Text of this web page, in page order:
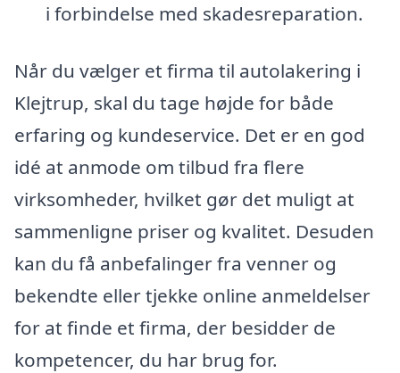
i forbindelse med skadesreparation.
Når du vælger et firma til autolakering i
Klejtrup, skal du tage højde for både
erfaring og kundeservice. Det er en god
idé at anmode om tilbud fra flere
virksomheder, hvilket gør det muligt at
sammenligne priser og kvalitet. Desuden
kan du få anbefalinger fra venner og
bekendte eller tjekke online anmeldelser
for at finde et firma, der besidder de
kompetencer, du har brug for.